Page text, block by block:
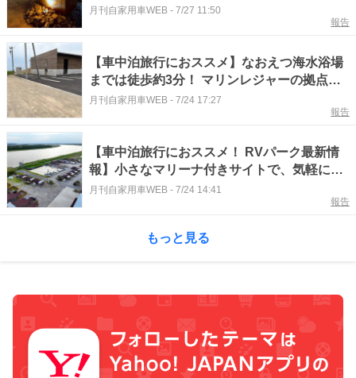
至福の時を楽しめるRVパーク『宮崎県日向市
月刊自家用車WEB - 7/27 11:50
報告
【車中泊旅行におススメ】なおえつ海水浴場
までは徒歩約3分！ マリンレジャーの拠点と
して最適！『新潟県上越市／RV-PARK テ
月刊自家用車WEB - 7/24 17:27
報告
【車中泊旅行におススメ！ RVパーク最新情
報】小さなマリーナ付きサイトで、気軽にウ
ォータースポーツが楽しめる“アメリカ西海岸
風のリゾート”RVパーク『茨城県神栖市／RV
月刊自家用車WEB - 7/24 14:41
報告
もっと見る